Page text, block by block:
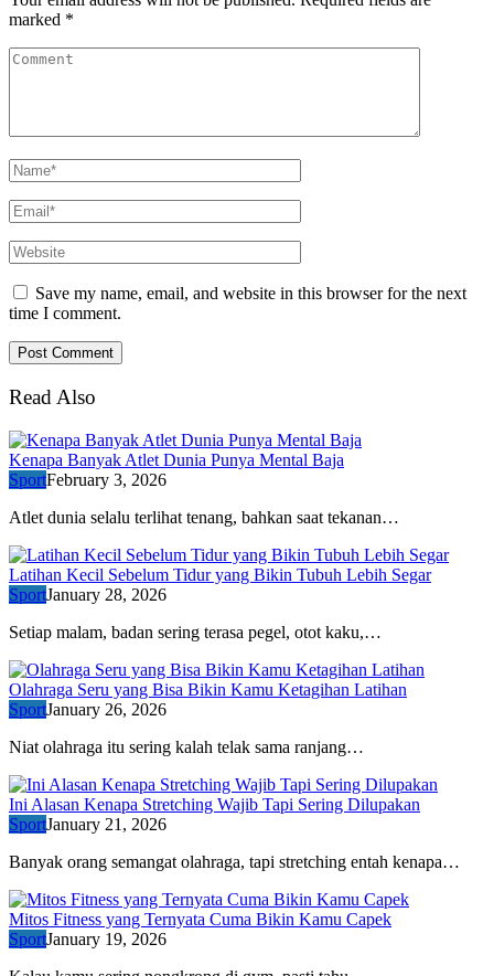
marked *
Save my name, email, and website in this browser for the next
time I comment.
Read Also
Kenapa Banyak Atlet Dunia Punya Mental Baja
SportFebruary 3, 2026
Atlet dunia selalu terlihat tenang, bahkan saat tekanan…
Latihan Kecil Sebelum Tidur yang Bikin Tubuh Lebih Segar
SportJanuary 28, 2026
Setiap malam, badan sering terasa pegel, otot kaku,…
Olahraga Seru yang Bisa Bikin Kamu Ketagihan Latihan
SportJanuary 26, 2026
Niat olahraga itu sering kalah telak sama ranjang…
Ini Alasan Kenapa Stretching Wajib Tapi Sering Dilupakan
SportJanuary 21, 2026
Banyak orang semangat olahraga, tapi stretching entah kenapa…
Mitos Fitness yang Ternyata Cuma Bikin Kamu Capek
SportJanuary 19, 2026